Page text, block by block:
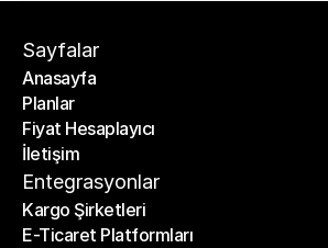
Sayfalar
Anasayfa
Anasayfa
Planlar
Planlar
Fiyat Hesaplayıcı
Fiyat Hesaplayıcı
İletişim
İletişim
Entegrasyonlar
Kargo Şirketleri
Kargo Şirketleri
E-Ticaret Platformları